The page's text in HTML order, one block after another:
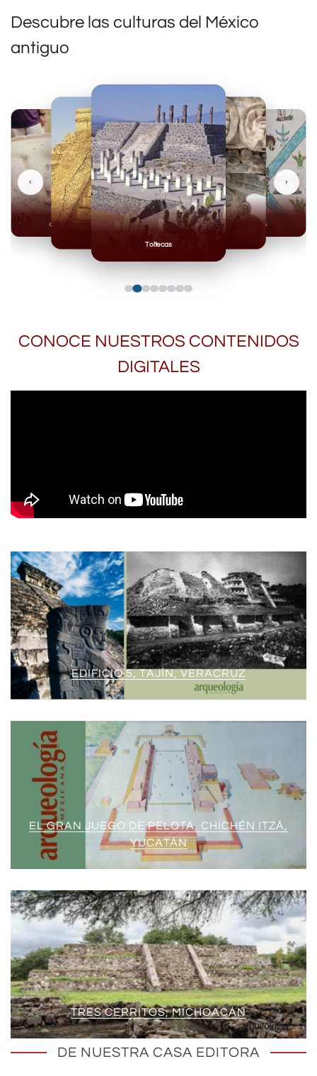
Descubre las culturas del México
antiguo
Toltecas
Mexicas
Olmecas
‹ ›
CONOCE NUESTROS CONTENIDOS
DIGITALES
EDIFICIO 5, TAJÍN, VERACRUZ
EL GRAN JUEGO DE PELOTA, CHICHÉN ITZÁ,
YUCATÁN
TRES CERRITOS, MICHOACÁN
DE NUESTRA CASA EDITORA